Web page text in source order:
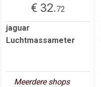
€ 32.72
jaguar
Luchtmassameter
Meerdere shops